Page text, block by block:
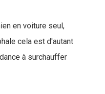
en voiture seul,
cela est d'autant
à surchauffer